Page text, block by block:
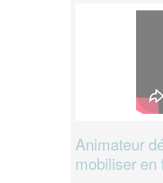
Animateur
mobiliser en